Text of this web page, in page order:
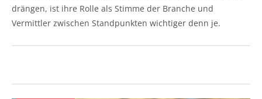
drängen, ist ihre Rolle als Stimme der Branche und
Vermittler zwischen Standpunkten wichtiger denn je.